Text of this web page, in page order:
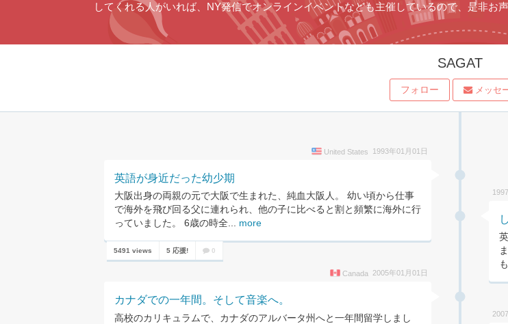
してくれる人がいれば、NY発信でオンラインイベントなども主催しているので、是非お声
SAGAT
フォロー メッセ
英語が身近だった幼少期
大阪出身の両親の元で大阪で生まれた、純血大阪人。 幼い頃から仕事
で海外を飛び回る父に連れられ、他の子に比べると割と頻繁に海外に行
っていました。 6歳の時全... more
1993年01月01日
United States
5491 views 5 応援! 0
カナダでの一年間。そして音楽へ。
高校のカリキュラムで、カナダのアルバータ州へと一年間留学しまし
2005年01月01日
Canada